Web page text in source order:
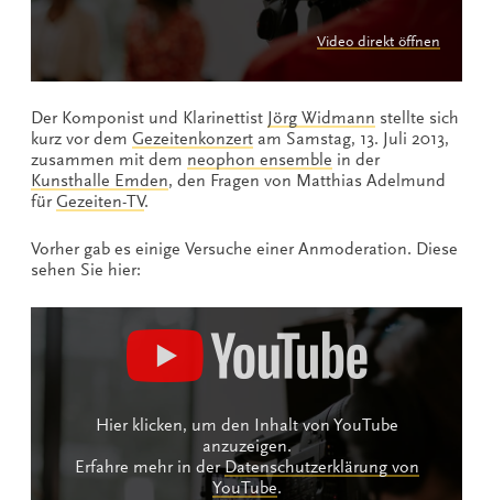
Video direkt öffnen
Der Komponist und Klarinettist Jörg Widmann stellte sich
kurz vor dem Gezeitenkonzert am Samstag, 13. Juli 2013,
zusammen mit dem neophon ensemble in der
Kunsthalle Emden, den Fragen von Matthias Adelmund
fürGezeiten-TV.
Vorher gab es einige Versuche einer Anmoderation. Diese
sehen Sie hier:
Hier klicken, um den Inhalt von YouTube
anzuzeigen.
Erfahre mehr in derDatenschutzerklärung von
YouTube.